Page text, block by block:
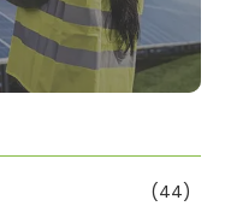
(44)